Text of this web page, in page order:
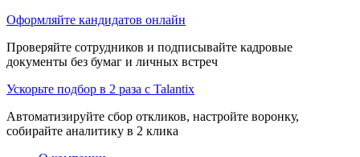
Оформляйте кандидатов онлайн
Проверяйте сотрудников и подписывайте кадровые
документы без бумаг и личных встреч
Ускорьте подбор в 2 раза с Talantix
Автоматизируйте сбор откликов, настройте воронку,
собирайте аналитику в 2 клика